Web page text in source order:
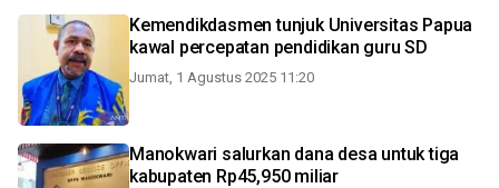
Kemendikdasmen tunjuk Universitas Papua
kawal percepatan pendidikan guru SD
Jumat, 1 Agustus 2025 11:20
Manokwari salurkan dana desa untuk tiga
kabupaten Rp45,950 miliar